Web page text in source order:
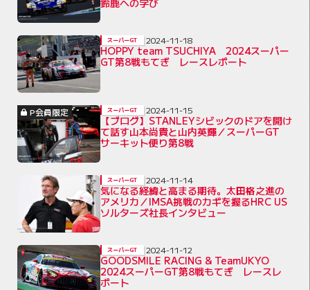
鈴鹿への学び
HOPPY team TSUCHIYA 2024スーパー
GT第8戦もてぎ レースレポート
スーパーGT 2024-11-18
P会員限定
【ブログ】STANLEYシビックのドアを開け
て話す山本尚貴と山内英輝／スーパーGT
サーキット便り第8戦
スーパーGT 2024-11-15
気になる経緯と高まる期待。太田格之進の
アメリカ／IMSA挑戦のカギを握るHRC US
ソルターズ社長インタビュー
スーパーGT 2024-11-14
GOODSMILE RACING & TeamUKYO
2024スーパーGT第8戦もてぎ レースレ
ポート
スーパーGT 2024-11-12